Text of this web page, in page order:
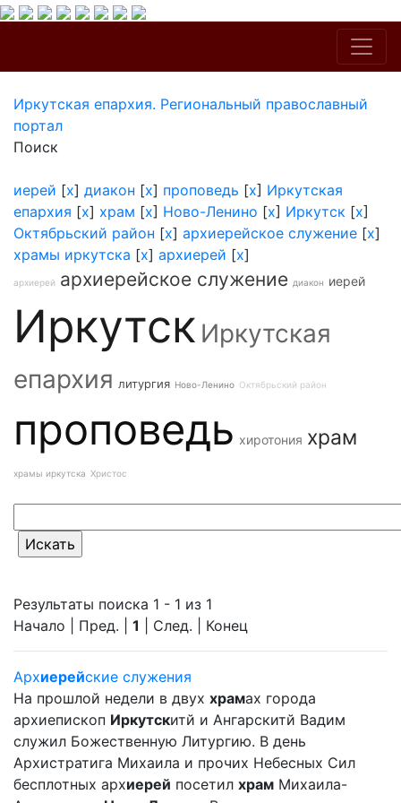
Иркутская епархия. Региональный православный
портал
Поиск
иерей [x] диакон [x] проповедь [x] Иркутская
епархия [x] храм [x] Ново-Ленино [x] Иркутск [x]
Октябрьский район [x] архиерейское служение [x]
храмы иркутска [x] архиерей [x]
архиерей архиерейское служение диакон иерей
Иркутск Иркутская
епархия литургия Ново-Ленино Октябрьский район
проповедь хиротония храм
храмы иркутска Христос
Результаты поиска 1 - 1 из 1
Начало | Пред. | 1 | След. | Конец
Архиерейские служения
На прошлой недели в двух храмах города
архиепископ Иркутскитй и Ангарскитй Вадим
служил Божественную Литургию. В день
Архистратига Михаила и прочих Небесных Сил
бесплотных архиерей посетил храм Михаила-